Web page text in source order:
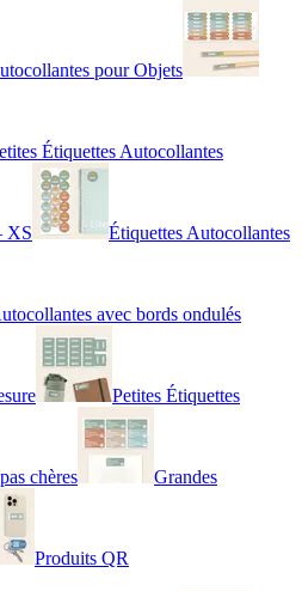
pour Objets
Étiquettes Autocollantes
XS Étiquettes Autocollantes
avec bords ondulés
Petites Étiquettes
chères Grandes
Produits QR